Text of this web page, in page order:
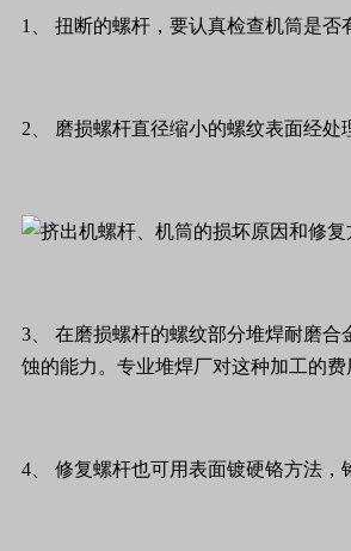
1 扭断的螺杆，要认真检查机筒是否
2 磨损螺杆直径缩小的螺纹表面经
3 在磨损螺杆的螺纹部分堆焊耐磨合
蚀的能力。专业堆焊厂对这种加工的
4 修复螺杆也可用表面镀硬铬方法，